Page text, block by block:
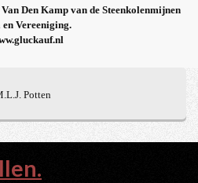
Den Kamp van de Steenkolenmijnen
Vereeniging.
Potten